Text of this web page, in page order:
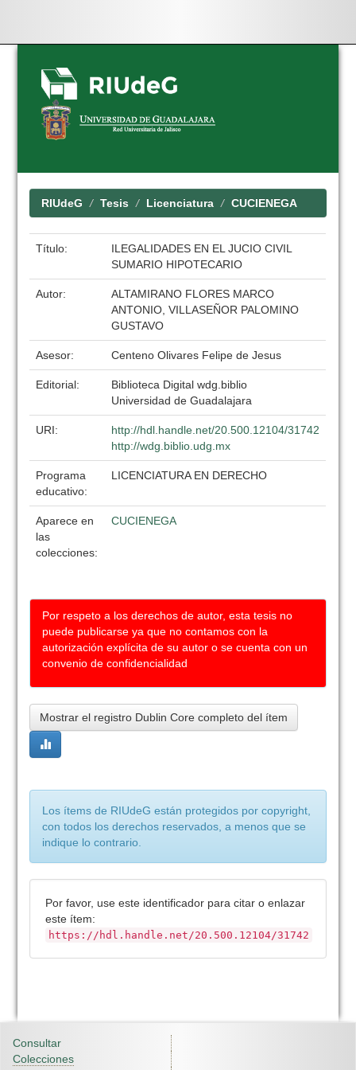
Skip
navigation
RIUdeG Tesis Licenciatura CUCIENEGA
Título:
ILEGALIDADES EN EL JUCIO CIVIL
SUMARIO HIPOTECARIO
Autor:
ALTAMIRANO FLORES MARCO
ANTONIO, VILLASEÑOR PALOMINO
GUSTAVO
Asesor: Centeno Olivares Felipe de Jesus
Editorial:
Biblioteca Digital wdg.biblio
Universidad de Guadalajara
URI:
http://hdl.handle.net/20.500.12104/31742
http://wdg.biblio.udg.mx
Programa
educativo:
LICENCIATURA EN DERECHO
Aparece en
las
colecciones:
CUCIENEGA
Por respeto a los derechos de autor, esta tesis no
puede publicarse ya que no contamos con la
autorización explícita de su autor o se cuenta con un
convenio de confidencialidad
Mostrar el registro Dublin Core completo del ítem
Los ítems de RIUdeG están protegidos por copyright,
con todos los derechos reservados, a menos que se
indique lo contrario.
Por favor, use este identificador para citar o enlazar
este ítem:
https://hdl.handle.net/20.500.12104/31742
Consultar
Colecciones